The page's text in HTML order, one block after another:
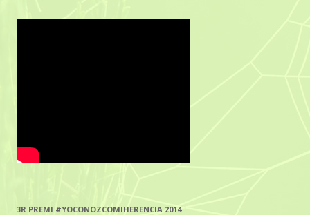
3R PREMI #YOCONOZCOMIHERENCIA 2014